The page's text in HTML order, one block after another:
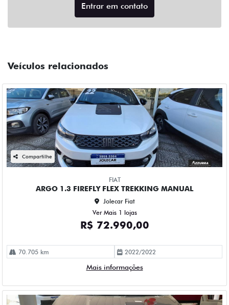
Entrar em contato
Veículos relacionados
Compartilhe
FIAT
ARGO 1.3 FIREFLY FLEX TREKKING MANUAL
Jolecar Fiat
Ver Mais 1 lojas
R$ 72.990,00
70.705 km 2022/2022
Mais informações